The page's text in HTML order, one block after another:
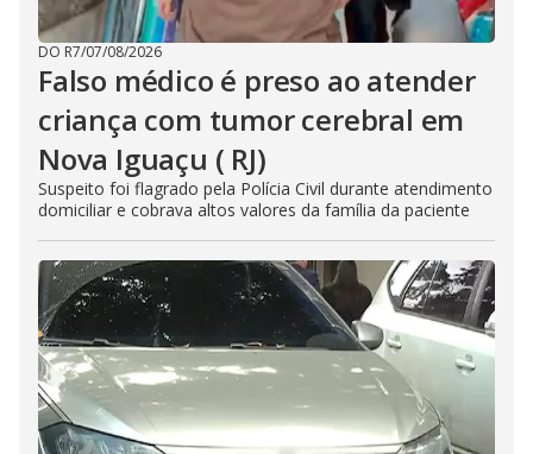
DO R7/07/08/2026
Falso médico é preso ao atender
criança com tumor cerebral em
Nova Iguaçu ( RJ)
Suspeito foi flagrado pela Polícia Civil durante atendimento
domiciliar e cobrava altos valores da família da paciente